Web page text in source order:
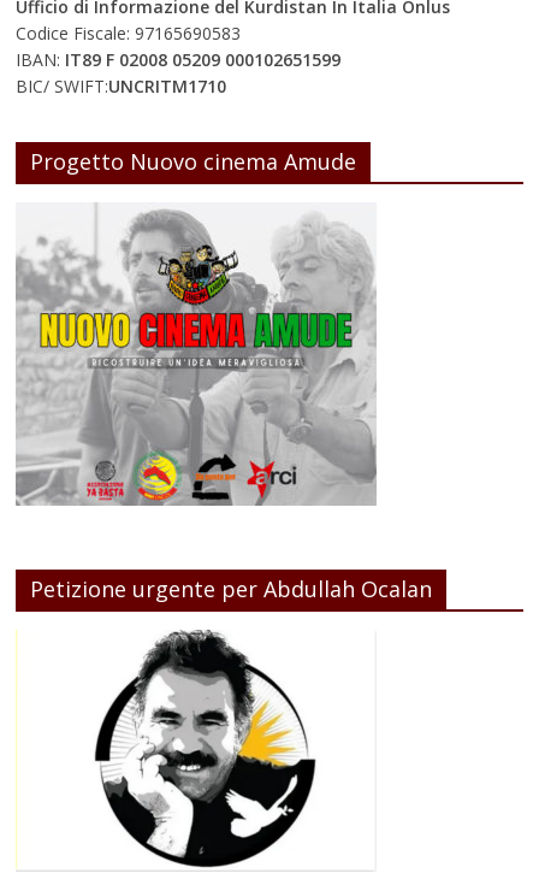
Ufficio di Informazione del Kurdistan In Italia Onlus
Codice Fiscale: 97165690583
IBAN: IT89 F 02008 05209 000102651599
BIC/ SWIFT:UNCRITM1710
Progetto Nuovo cinema Amude
Petizione urgente per Abdullah Ocalan